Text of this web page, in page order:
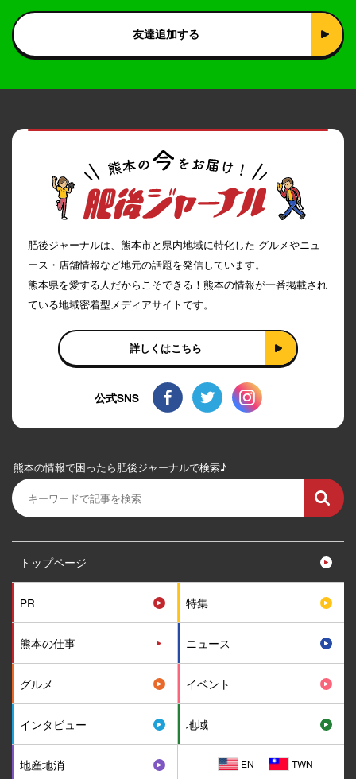
友達追加する
肥後ジャーナルは、熊本市と県内地域に特化した グルメやニュ
ース・店舗情報など地元の話題を発信しています。
熊本県を愛する人だからこそできる！熊本の情報が一番掲載され
ている地域密着型メディアサイトです。
詳しくはこちら
公式SNS
熊本の情報で困ったら肥後ジャーナルで検索♪
トップページ
PR 特集
熊本の仕事 ニュース
グルメ イベント
インタビュー 地域
地産地消 EN TWN